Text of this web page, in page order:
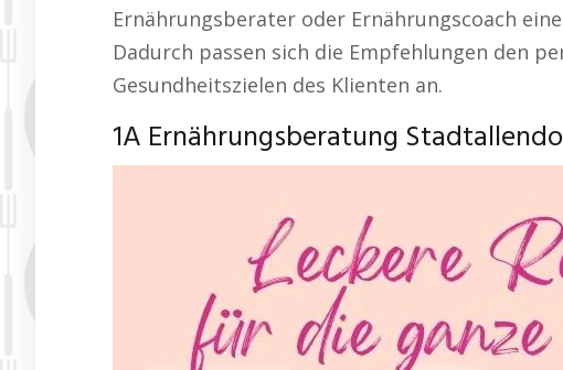
Ernährungsberater oder Ernährungscoach
Dadurch passen sich die Empfehlungen den
Gesundheitszielen des Klienten an.
1A Ernährungsberatung